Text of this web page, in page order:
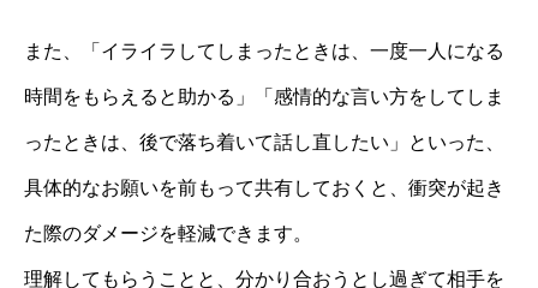
また、「イライラしてしまったときは、一度一人になる
時間をもらえると助かる」「感情的な言い方をしてしま
ったときは、後で落ち着いて話し直したい」といった、
具体的なお願いを前もって共有しておくと、衝突が起き
た際のダメージを軽減できます。
理解してもらうことと、分かり合おうとし過ぎて相手を